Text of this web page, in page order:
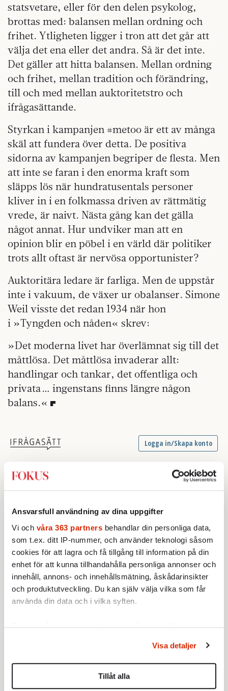
Ansvarsfull användning av dina uppgifter
Vi och våra 363 partners behandlar din personliga data,
som t.ex. ditt IP-nummer, och använder teknologi såsom
cookies för att lagra och få tillgång till information på din
enhet för att kunna tillhandahålla personliga annonser och
innehåll, annons- och innehållsmätning, åskådarinsikter
och produktutveckling. Du kan själv välja vilka som får
använda din data och i vilka syften.
Ta reda på mer om hur dina personliga uppgifter
Du kan ändra eller dra tillbaka ditt samtycke när som
helst från cookie-förklaringen.
Vi använder enhetsidentifierare för att anpassa innehållet
Visa detaljer
Tillåt alla
statsvetare, eller för den delen psykolog,
brottas med: balansen mellan ordning och
frihet. Ytligheten ligger i tron att det går att
välja det ena eller det andra. Så är det inte.
Det gäller att hitta balansen. Mellan ordning
och frihet, mellan tradition och förändring,
till och med mellan auktoritetstro och
ifrågasättande.
Styrkan i kampanjen #metoo är ett av många
skäl att fundera över detta. De positiva
sidorna av kampanjen begriper de flesta. Men
att inte se faran i den enorma kraft som
släpps lös när hundratusentals personer
kliver in i en folkmassa driven av rättmätig
vrede, är naivt. Nästa gång kan det gälla
något annat. Hur undviker man att en
opinion blir en pöbel i en värld där politiker
trots allt oftast är nervösa opportunister?
Auktoritära ledare är farliga. Men de uppstår
inte i vakuum, de växer ur obalanser. Simone
Weil visste det redan 1934 när hon
i »Tyngden och nåden« skrev:
»Det moderna livet har överlämnat sig till det
måttlösa. Det måttlösa invaderar allt:
handlingar och tankar, det offentliga och
privata … ingenstans finns längre någon
balans.«